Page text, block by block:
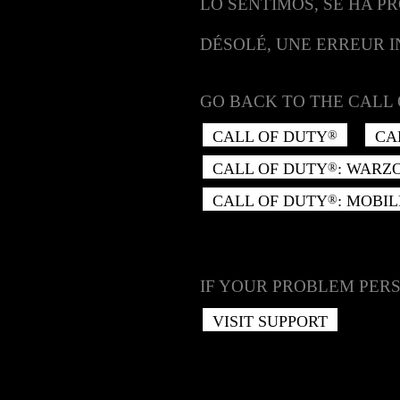
LO SENTIMOS, SE HA
DÉSOLÉ, UNE ERREUR
GO BACK TO THE CALL
CALL OF DUTY®
CALL OF DUTY®:
CALL OF DUTY®:
IF YOUR PROBLEM
VISIT SUPPORT